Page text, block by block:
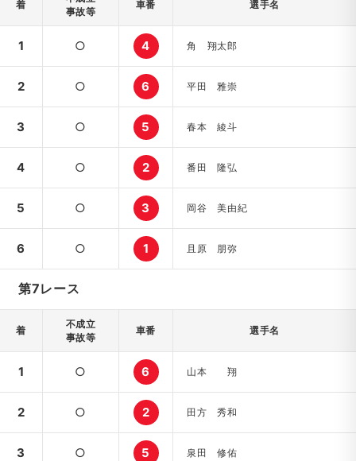
着
事故等
車番 選手名
1 ○ 4 角 翔太郎
2 ○ 6 平田 雅崇
3 ○ 5 春本 綾斗
4 ○ 2 番田 隆弘
5 ○ 3 岡谷 美由紀
6 ○ 1 且原 朋弥
第7レース
着
不成立
事故等
車番 選手名
1 ○ 6 山本 翔
2 ○ 2 田方 秀和
3 ○ 5 泉田 修佑